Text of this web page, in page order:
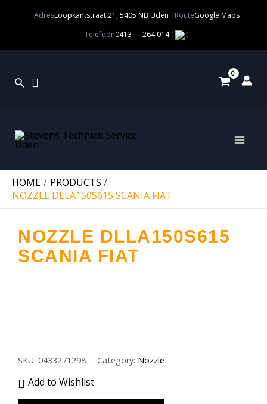
AdresLoopkantstraat 21, 5405 NB Uden RouteGoogle Maps
Telefoon0413 — 264 014( )
HOME
PRODUCTS
NOZZLE DLLA150S615 SCANIA FIAT
NOZZLE DLLA150S615
SCANIA FIAT
SKU: 0433271298 Category: Nozzle
Add to Wishlist